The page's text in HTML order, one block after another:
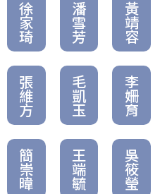
徐
家
琦
潘
雪
芳
黃
靖
容
張
維
方
毛
凱
玉
李
姍
育
簡
崇
暐
王
端
毓
吳
筱
瑩